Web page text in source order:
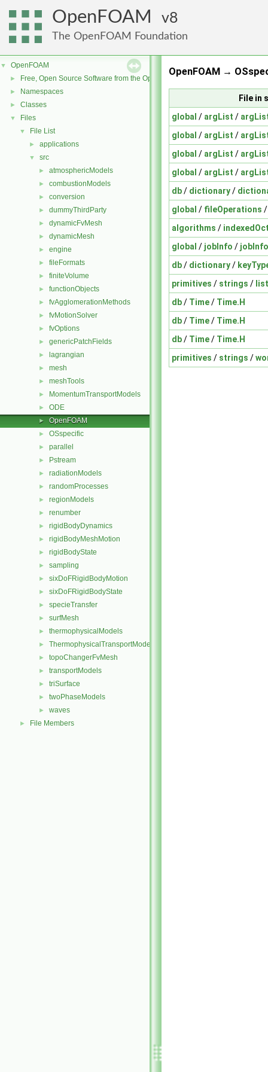
OpenFOAM 8
The OpenFOAM Foundation
▼ OpenFOAM
► Free, Open Source Software from the OpenFOAM Foundation
► Namespaces
► Classes
▼ Files
▼ File List
► applications
▼ src
► atmosphericModels
► combustionModels
► conversion
► dummyThirdParty
► dynamicFvMesh
► dynamicMesh
► engine
► fileFormats
► finiteVolume
► functionObjects
► fvAgglomerationMethods
► fvMotionSolver
► fvOptions
► genericPatchFields
► lagrangian
► mesh
► meshTools
► MomentumTransportModels
► ODE
► OpenFOAM
► OSspecific
► parallel
► Pstream
► radiationModels
► randomProcesses
► regionModels
► renumber
► rigidBodyDynamics
► rigidBodyMeshMotion
► rigidBodyState
► sampling
► sixDoFRigidBodyMotion
► sixDoFRigidBodyState
► specieTransfer
► surfMesh
► thermophysicalModels
► ThermophysicalTransportModels
► topoChangerFvMesh
► transportModels
► triSurface
► twoPhaseModels
► waves
► File Members
OpenFOAM →
File in
global / argList /
global / argList /
global / argList /
global / argList /
db/ dictionary/
global / fileOperations
algorithms /
global / jobInfo /
db/ dictionary/
primitives / strings /
db/ Time/ Time.H
db/ Time/ Time.H
db/ Time/ Time.H
primitives / strings /